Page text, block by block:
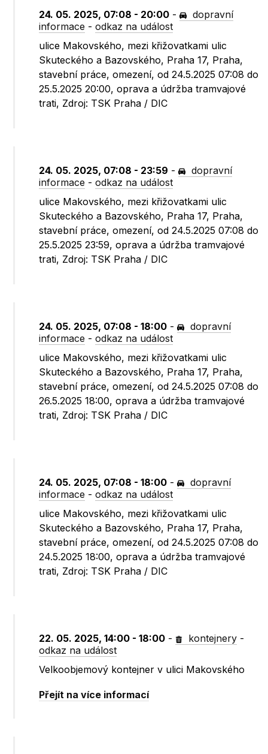
24. 05. 2025, 07:08 - 20:00 -
dopravní
informace -odkaz na událost
ulice Makovského, mezi křižovatkami ulic
Skuteckého a Bazovského, Praha 17, Praha,
stavební práce, omezení, od 24.5.2025 07:08 do
25.5.2025 20:00, oprava a údržba tramvajové
trati, Zdroj: TSK Praha / DIC
24. 05. 2025, 07:08 - 23:59 -
dopravní
informace -odkaz na událost
ulice Makovského, mezi křižovatkami ulic
Skuteckého a Bazovského, Praha 17, Praha,
stavební práce, omezení, od 24.5.2025 07:08 do
25.5.2025 23:59, oprava a údržba tramvajové
trati, Zdroj: TSK Praha / DIC
24. 05. 2025, 07:08 - 18:00 -
dopravní
informace -odkaz na událost
ulice Makovského, mezi křižovatkami ulic
Skuteckého a Bazovského, Praha 17, Praha,
stavební práce, omezení, od 24.5.2025 07:08 do
26.5.2025 18:00, oprava a údržba tramvajové
trati, Zdroj: TSK Praha / DIC
24. 05. 2025, 07:08 - 18:00 -
dopravní
informace -odkaz na událost
ulice Makovského, mezi křižovatkami ulic
Skuteckého a Bazovského, Praha 17, Praha,
stavební práce, omezení, od 24.5.2025 07:08 do
24.5.2025 18:00, oprava a údržba tramvajové
trati, Zdroj: TSK Praha / DIC
22. 05. 2025, 14:00 - 18:00 - kontejnery -
odkaz na událost
Velkoobjemový kontejner v ulici Makovského
Přejít na více informací